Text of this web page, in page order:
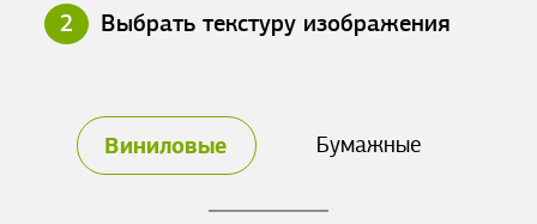
2 Выбрать текстуру изображения
Виниловые Бумажные